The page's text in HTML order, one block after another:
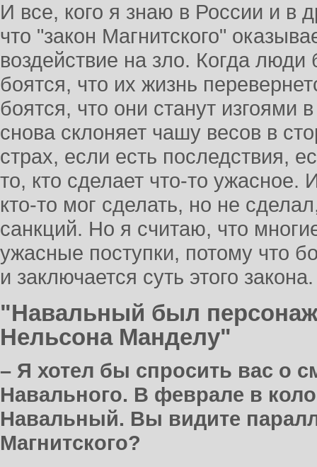
И все, кого я знаю в России и в
что "закон Магнитского"
воздействие на зло. Когда люди
боятся, что их жизнь
боятся, что они станут
снова склоняет чашу весов в
страх, если есть последствия,
то, кто сделает что-то ужасное.
кто-то мог сделать, но не
санкций. Но я считаю, что
ужасные поступки, потому что
и заключается суть этого закона.
"Навальный был
Нельсона Манделу"
– Я хотел бы спросить вас о
Навального. В феврале в
Навальный. Вы видите
Магнитского?